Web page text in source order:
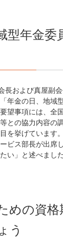
型年金
長および真屋副
年金の日、地域
望事項には、全
との協力内容の
を挙げています
ビス部長が出席
い」と述べました
めの資
う